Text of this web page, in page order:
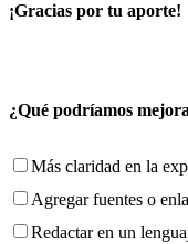
¡Gracias por tu aporte!
¿Qué podríamos
Más claridad en la
Agregar fuentes o
Redactar en un